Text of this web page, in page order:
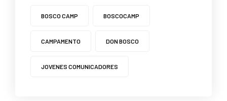
BOSCO CAMP BOSCOCAMP
CAMPAMENTO DON BOSCO
JOVENES COMUNICADORES